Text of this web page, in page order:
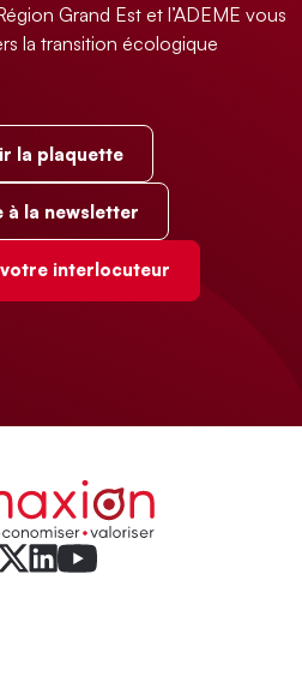
Grand Est et l’ADEME vous
la transition écologique
la plaquette
à la newsletter
interlocuteur